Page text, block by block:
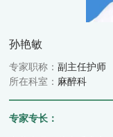
孙艳敏
专家职称： 副主任护师
所在科室： 麻醉科
专家专长：